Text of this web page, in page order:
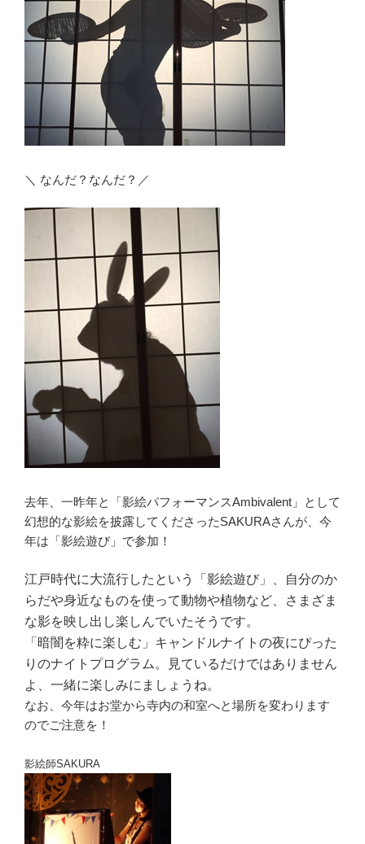
＼ なんだ？なんだ？／
去年、一昨年と「影絵パフォーマンスAmbivalent」として
幻想的な影絵を披露してくださったSAKURAさんが、今
年は「影絵遊び」で参加！
江戸時代に大流行したという「影絵遊び」、自分のか
らだや身近なものを使って動物や植物など、さまざま
な影を映し出し楽しんでいたそうです。
「 暗闇を粋に楽しむ」キャンドルナイトの夜にぴった
りのナイトプログラム。見ているだけではありません
よ、一緒に楽しみにましょうね。
なお、今年はお堂から寺内の和室へと場所を変わります
のでご注意を！
影絵師SAKURA